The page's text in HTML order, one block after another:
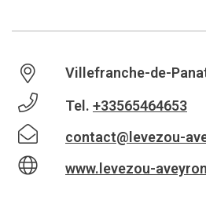
Villefranche-de-
Tel. +33565464653
contact@levezou-
www.levezou-